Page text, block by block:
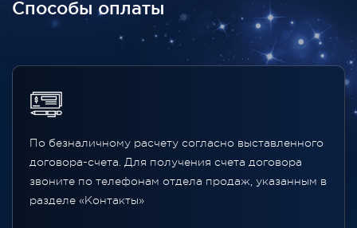
Способы оплаты
По безналичному расчету согласно выставленного
договора-счета. Для получения счета договора
звоните по телефонам отдела продаж, указанным в
разделе «Контакты»